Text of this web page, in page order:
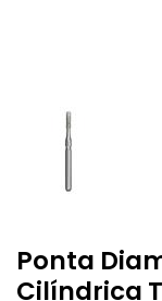
Ponta
Cilíndrica